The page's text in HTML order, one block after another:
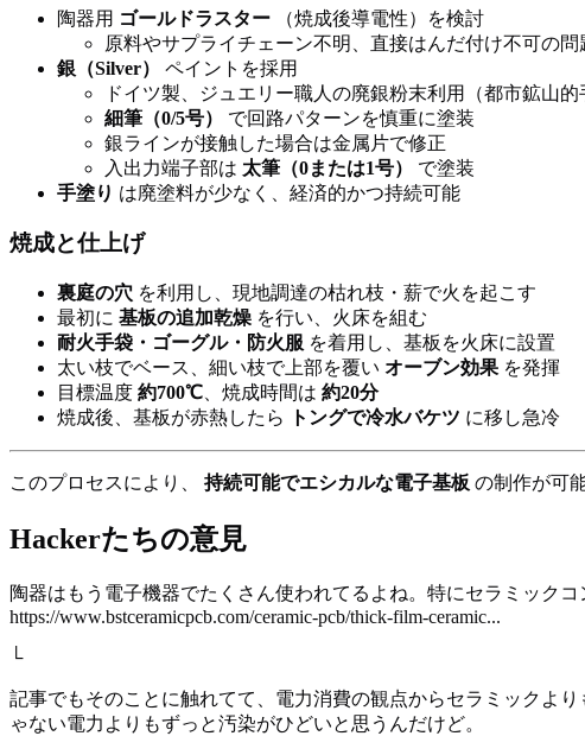
陶器用 ゴールドラスター （焼成後導電性）を検討
原料やサプライチェーン不明、直接はんだ付け不可の問
銀（Silver）
ペイントを採用
ドイツ製、ジュエリー職人の廃銀粉末利用（都市鉱山的
細筆（0/5号）
で回路パターンを慎重に塗装
銀ラインが接触した場合は金属片で修正
入出力端子部は 太筆（0または1号）
で塗装
手塗り は廃塗料が少なく、経済的かつ持続可能
焼成と仕上げ
裏庭の穴 を利用し、現地調達の枯れ枝・薪で火を起こす
最初に 基板の追加乾燥 を行い、火床を組む
耐火手袋・ゴーグル・防火服 を着用し、基板を火床に設置
太い枝でベース、細い枝で上部を覆い オーブン効果 を発揮
目標温度 約700℃ 、焼成時間は 約20分
焼成後、基板が赤熱したら
トングで冷水バケツ に移し急冷
このプロセスにより、 持続可能でエシカルな電子基板 の制作が可
Hackerたちの意見
陶器はもう電子機器でたくさん使われてるよね。特にセラミック
https://www.bstceramicpcb.com/ceramic-pcb/thick-film-ceramic...
└
記事でもそのことに触れてて、電力消費の観点からセラミックよ
ゃない電力よりもずっと汚染がひどいと思うんだけど。